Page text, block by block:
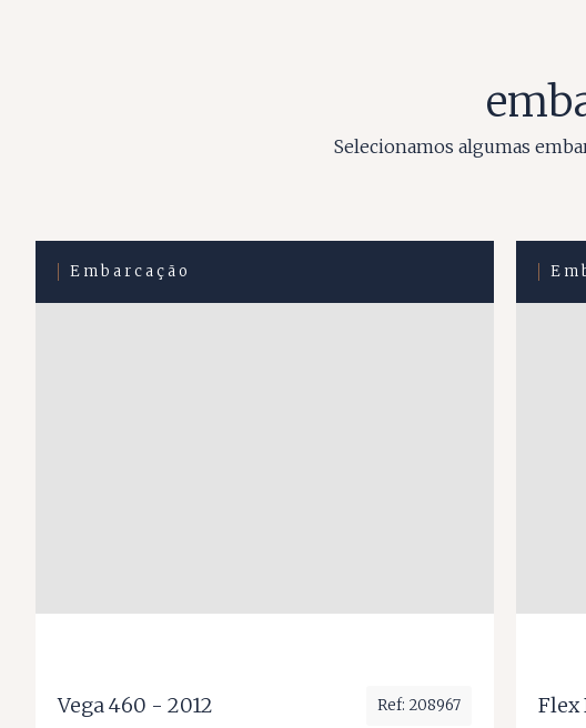
Selecionamos algumas
Embarcação
Vega 460 - 2012 Ref: 208967 Flex